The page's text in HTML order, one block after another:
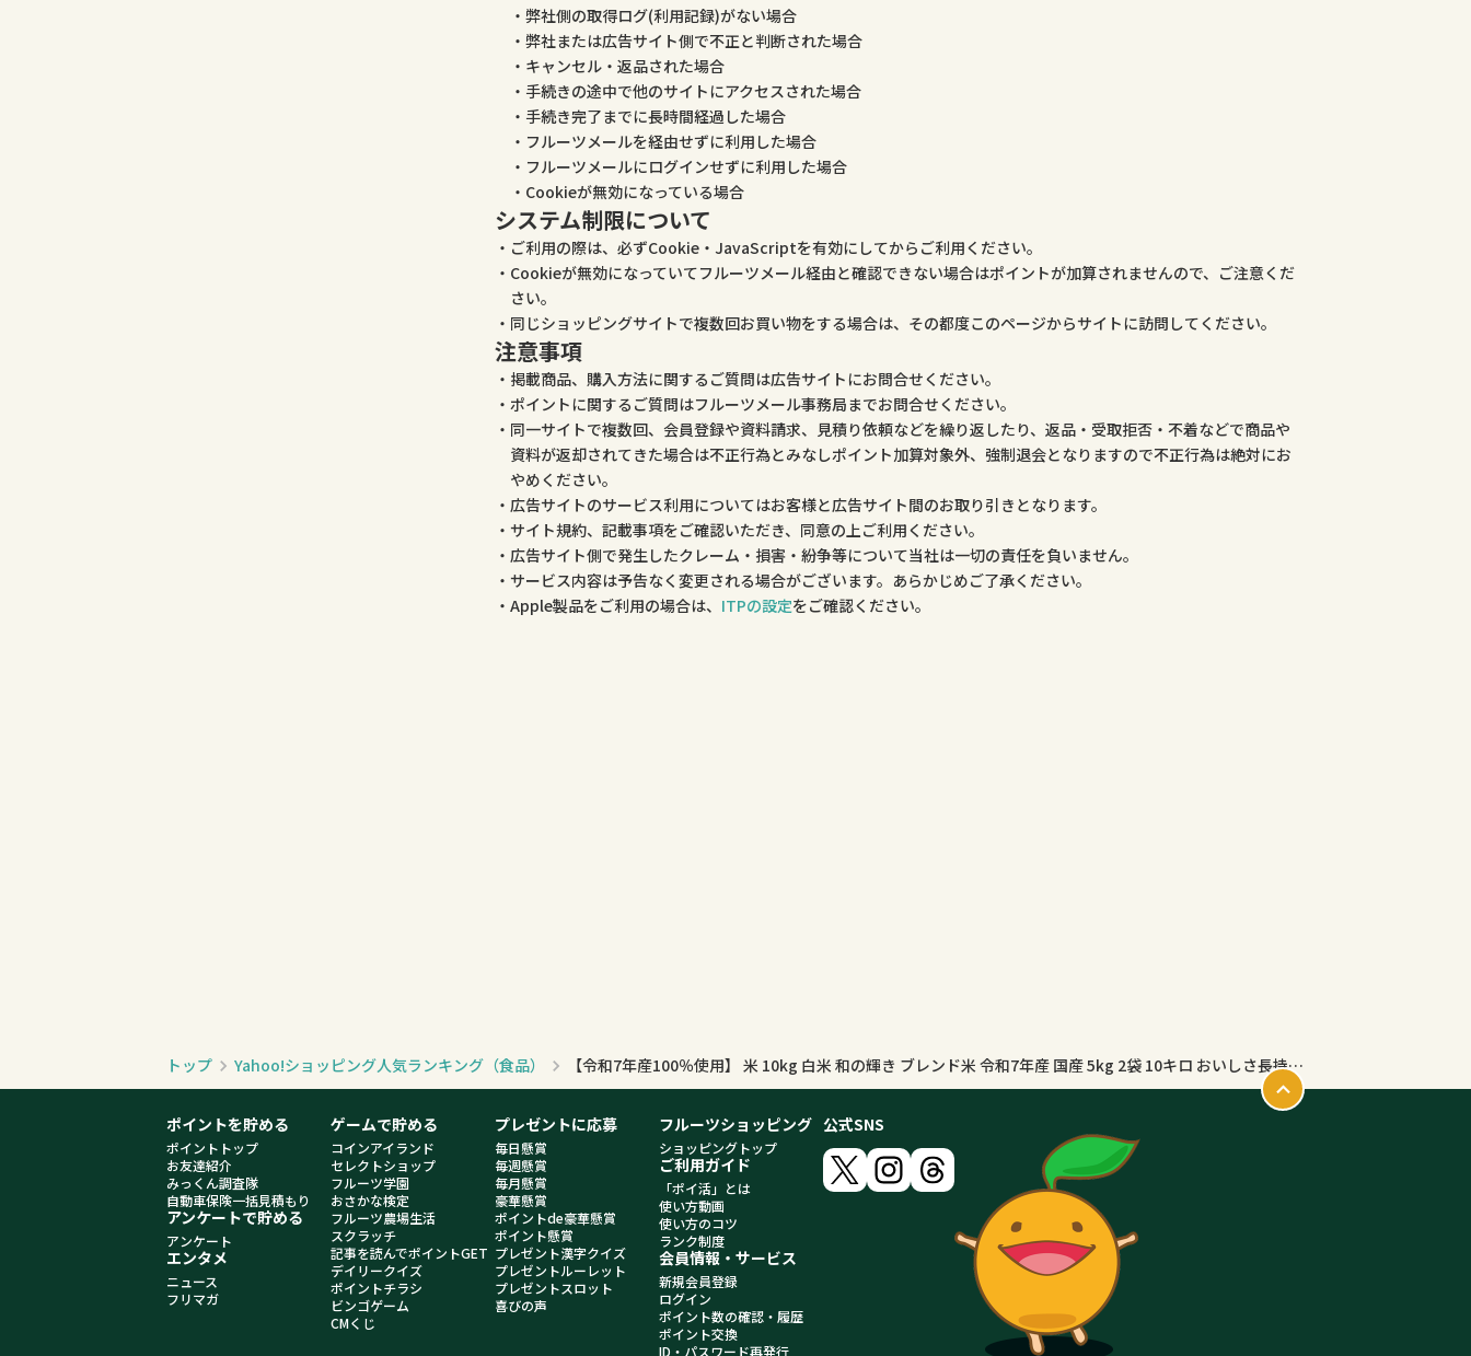
弊社側の取得ログ(利用記録)がない場合
弊社または広告サイト側で不正と判断された場合
キャンセル・返品された場合
手続きの途中で他のサイトにアクセスされた場合
手続き完了までに長時間経過した場合
フルーツメールを経由せずに利用した場合
フルーツメールにログインせずに利用した場合
Cookieが無効になっている場合
システム制限について
ご利用の際は、必ずCookie・JavaScriptを有効にしてからご利用ください。
Cookieが無効になっていてフルーツメール経由と確認できない場合はポイントが加算されませんので、ご注意くだ
さい。
同じショッピングサイトで複数回お買い物をする場合は、その都度このページからサイトに訪問してください。
注意事項
掲載商品、購入方法に関するご質問は広告サイトにお問合せください。
ポイントに関するご質問はフルーツメール事務局までお問合せください。
同一サイトで複数回、会員登録や資料請求、見積り依頼などを繰り返したり、返品・受取拒否・不着などで商品や
資料が返却されてきた場合は不正行為とみなしポイント加算対象外、強制退会となりますので不正行為は絶対にお
やめください。
広告サイトのサービス利用についてはお客様と広告サイト間のお取り引きとなります。
サイト規約、記載事項をご確認いただき、同意の上ご利用ください。
広告サイト側で発生したクレーム・損害・紛争等について当社は一切の責任を負いません。
サービス内容は予告なく変更される場合がございます。あらかじめご了承ください。
Apple製品をご利用の場合は、 ITPの設定をご確認ください。
トップ Yahoo!ショッピング人気ランキング（食品） 【令和7年産100％使用】 米 10kg 白米 和の輝き ブレンド米 令和7年産 国産 5kg 2袋 10キロ おいしさ長持ち製法 低温製法米 送料無料 アイリスオーヤマ
ポイントを貯める
ポイントトップ
お友達紹介
みっくん調査隊
自動車保険一括見積もり
アンケートで貯める
アンケート
エンタメ
ニュース
フリマガ
ゲームで貯める
コインアイランド
セレクトショップ
フルーツ学園
おさかな検定
フルーツ農場生活
スクラッチ
記事を読んでポイントGET
デイリークイズ
ポイントチラシ
ビンゴゲーム
CMくじ
プレゼントに応募
毎日懸賞
毎週懸賞
毎月懸賞
豪華懸賞
ポイントde豪華懸賞
ポイント懸賞
プレゼント漢字クイズ
プレゼントルーレット
プレゼントスロット
喜びの声
フルーツショッピング
ショッピングトップ
ご利用ガイド
「ポイ活」とは
使い方動画
使い方のコツ
ランク制度
会員情報・サービス
新規会員登録
ログイン
ポイント数の確認・履歴
ポイント交換
ID・パスワード再発行
公式SNS